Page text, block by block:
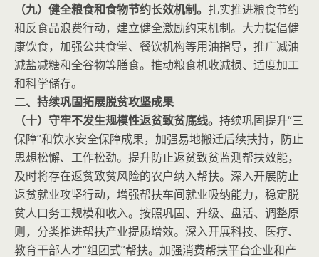
（九）健全粮食和食物节约长效机制。 扎实推进粮食节约
和反食品浪费行动，建立健全激励约束机制。大力提倡健
康饮食，加强公共食堂、餐饮机构等用油指导，推广减油
减盐减糖和全谷物等膳食。推动粮食机收减损、适度加工
和科学储存。
二、持续巩固拓展脱贫攻坚成果
（十）守牢不发生规模性返贫致贫底线。 持续巩固提升“三
保障”和饮水安全保障成果，加强易地搬迁后续扶持，防止
思想松懈、工作松劲。提升防止返贫致贫监测帮扶效能，
及时将存在返贫致贫风险的农户纳入帮扶。深入开展防止
返贫就业攻坚行动，增强帮扶车间就业吸纳能力，稳定脱
贫人口务工规模和收入。按照巩固、升级、盘活、调整原
则，分类推进帮扶产业提质增效。深入开展科技、医疗、
教育干部人才“组团式”帮扶。加强消费帮扶平台企业和产